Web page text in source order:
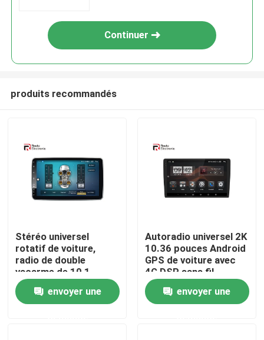
Aperçu
Continuer
produits recommandés
Stéréo universel
rotatif de voiture,
radio de double
vacarme de 10,1
pouces avec
l'appareil-photo du
panorama 360
envoyer une
Autoradio universel 2K
10.36 pouces Android
GPS de voiture avec
4G DSP sans fil
Carplay voiture
multimédiaenvoyer une